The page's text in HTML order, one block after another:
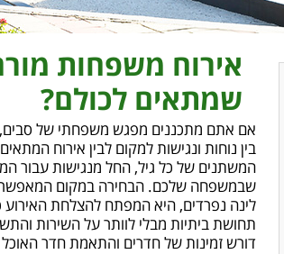
אירוח משפחות
שמתאים לכולם?
אם אתם מתכננים מפגש משפחתי של סבים,
בין נוחות ונגישות למקום לבין אירוח
המשתנים של כל גיל, החל מנגישות עבור
שבמשפחה שלכם. הבחירה במקום המאפשר
לינה נפרדים, היא המפתח להצלחת האירוע
תחושת ביתיות מבלי לוותר על השירות
דורש זמינות של חדרים והתאמת חדר